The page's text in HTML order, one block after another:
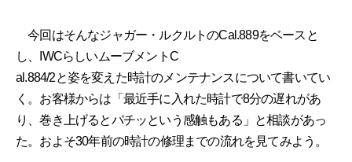
今回はそんなジャガー・ルクルトのCal.889をベースと
し、IWCらしいムーブメントC
al.884/2と姿を変えた時計のメンテナンスについて書いてい
く。お客様からは「最近手に入れた時計で8分の遅れがあ
り、巻き上げるとパチッという感触もある」と相談があっ
た。およそ30年前の時計の修理までの流れを見てみよう。